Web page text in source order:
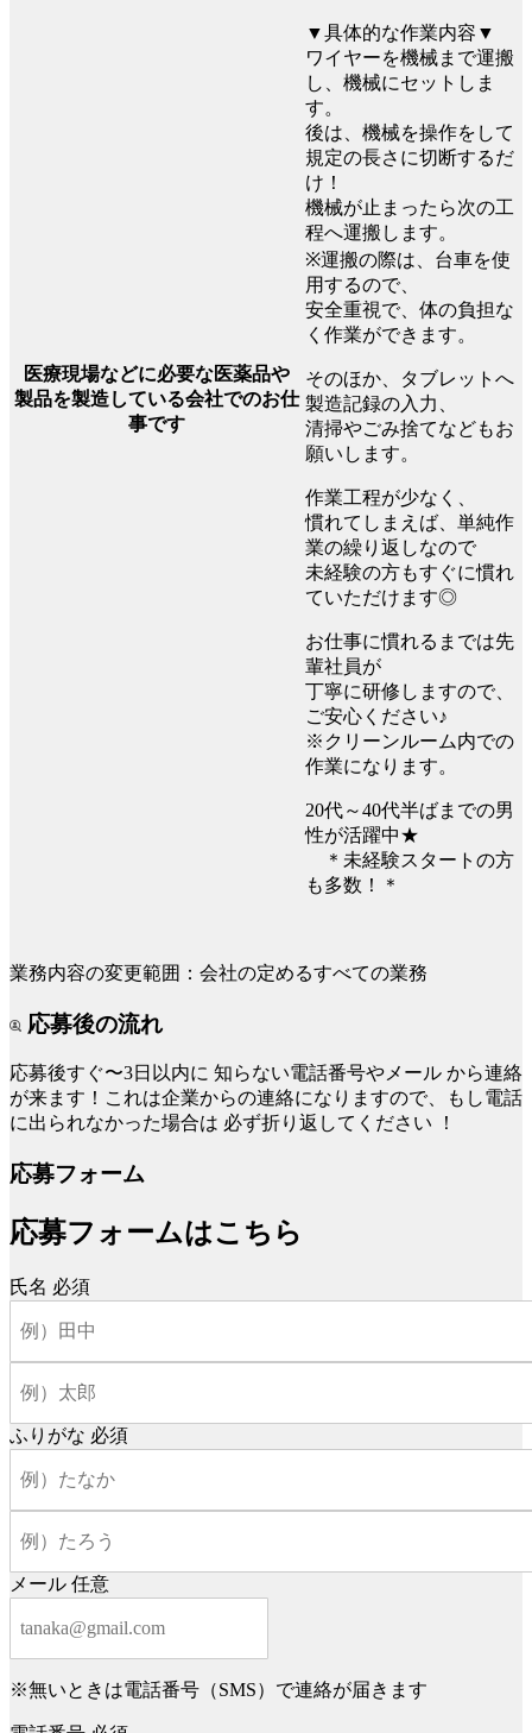
医療現場などに必要な医薬品や
製品を製造している会社でのお仕
事です
▼具体的な作業内容▼
ワイヤーを機械まで運搬
し、機械にセットしま
す。
後は、機械を操作をして
規定の長さに切断するだ
け！
機械が止まったら次の工
程へ運搬します。
※運搬の際は、台車を使
用するので、
安全重視で、体の負担な
く作業ができます。
そのほか、タブレットへ
製造記録の入力、
清掃やごみ捨てなどもお
願いします。
作業工程が少なく、
慣れてしまえば、単純作
業の繰り返しなので
未経験の方もすぐに慣れ
ていただけます◎
お仕事に慣れるまでは先
輩社員が
丁寧に研修しますので、
ご安心ください♪
※クリーンルーム内での
作業になります。
20代～40代半ばまでの男
性が活躍中★
＊未経験スタートの方
も多数！＊
業務内容の変更範囲：会社の定めるすべての業務
応募後の流れ
応募後すぐ〜3日以内に 知らない電話番号やメール から連絡
が来ます！これは企業からの連絡になりますので、もし電話
に出られなかった場合は 必ず折り返してください ！
応募フォーム
応募フォームはこちら
氏名 必須
ふりがな 必須
メール 任意
※無いときは電話番号（SMS）で連絡が届きます